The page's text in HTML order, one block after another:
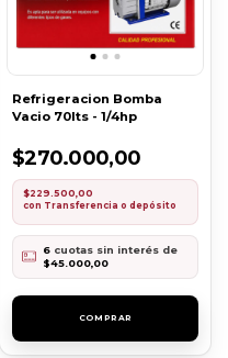
Refrigeracion Bomba
Vacio 70lts - 1/4hp
$270.000,00
$229.500,00
con Transferencia o depósito
6 cuotas sin interés de
$45.000,00